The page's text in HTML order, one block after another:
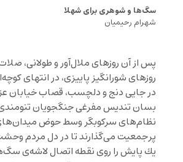
سگ‌ها و شوهری برای شهلا
شهرام رحیمیان
پس از آن روزهاى ملال‌آور و طولانى،
روزهای شورانگیز پاييزى، در انتهای
در جایی دنج و دلچسب، قصاب خیابان
بسان تنديس مفرغی جنگجویان
نظام‌های سرکوبگر وسط حوض
پر‌جمعیت می‌گذارند تا در دل مردم
يك پایش را روى نقطه اتصال لاشه‌ی